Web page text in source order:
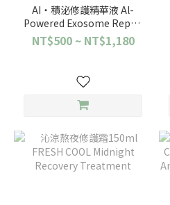
AI‧積泌修護精華液 Al-
Powered Exosome Repair
Essence
NT$500 ~ NT$1,180